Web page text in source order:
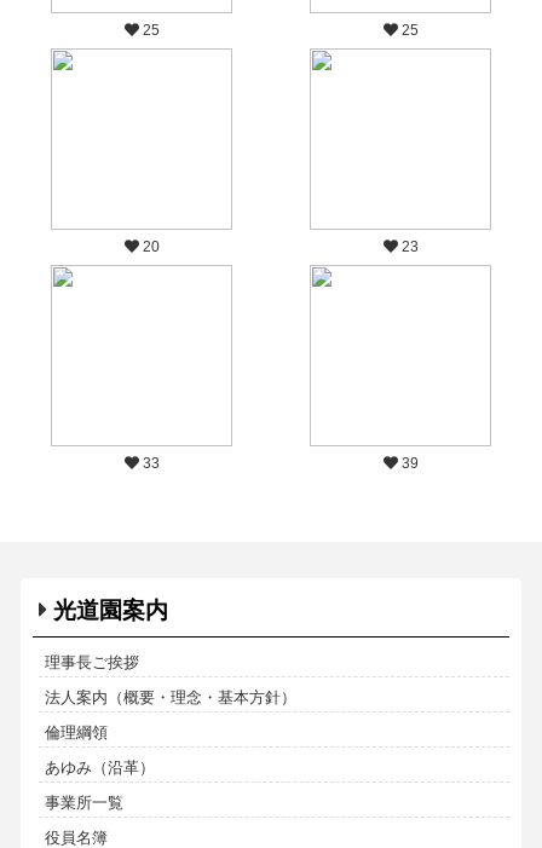
25 25
20 23
33 39
光道園案内
理事長ご挨拶
法人案内（概要・理念・基本方針）
倫理綱領
あゆみ（沿革）
事業所一覧
役員名簿